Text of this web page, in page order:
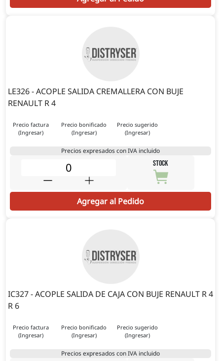
LE326 - ACOPLE SALIDA CREMALLERA CON BUJE
RENAULT R 4
Precio factura
(Ingresar)
Precio bonificado
(Ingresar)
Precio sugerido
(Ingresar)
Precios expresados con IVA incluido
STOCK
Agregar al Pedido
IC327 - ACOPLE SALIDA DE CAJA CON BUJE RENAULT R 4
R 6
Precio factura
(Ingresar)
Precio bonificado
(Ingresar)
Precio sugerido
(Ingresar)
Precios expresados con IVA incluido